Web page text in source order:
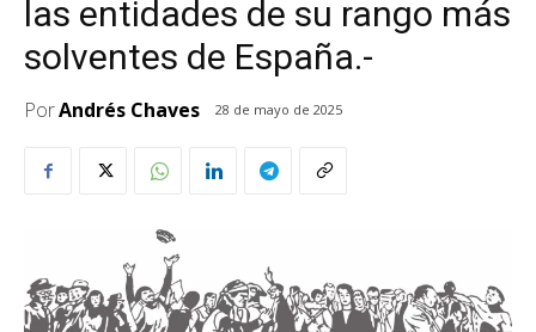
las entidades de su rango más
solventes de España.-
PorAndrés Chaves 28 de mayo de 2025